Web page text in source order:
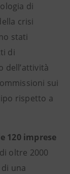
di
crisi
stati
di
dell’attività
sui
rispetto a
120 imprese
oltre 2000
una